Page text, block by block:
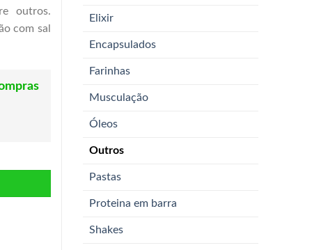
Elixir
Encapsulados
Farinhas
Musculação
Óleos
Outros
Pastas
Proteina em barra
Shakes
outros.
com sal